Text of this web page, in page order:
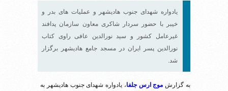
یادواره شهدای جنوب هادیشهر و عملیات های بدر و
خیبر با حضور سردار شاکری معاون سازمان پدافند
غیرعامل کشور و سید نورالدین عافی راوی کتاب
نورالدین پسر ایران در مسجد جامع هادیشهر برگزار
شد.
به گزارش موج ارس جلفا، یادواره شهدای جنوب هادیشهر به